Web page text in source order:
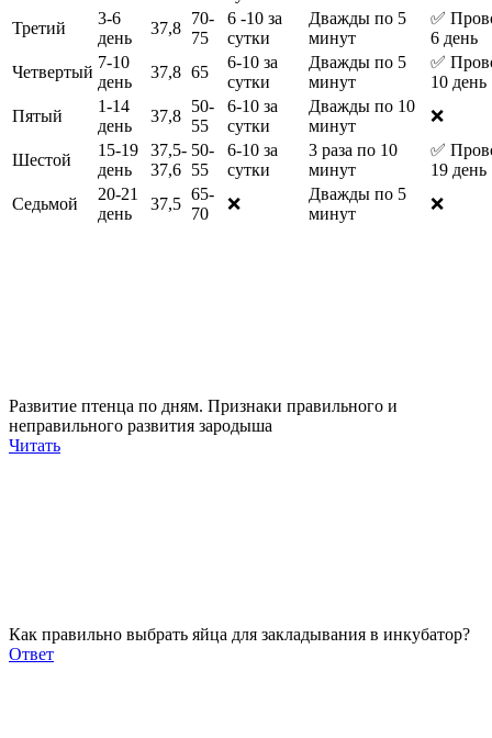
Третий
3-6
день
37,8
70-
75
6 -10 за
сутки
Дважды по 5
минут
✅
6 день
Четвертый
7-10
день
37,8 65
6-10 за
сутки
Дважды по 5
минут
✅
10 день
Пятый
1-14
день
37,8
50-
55
6-10 за
сутки
Дважды по 10
минут
❌
Шестой
15-19
день
37,5-
37,6
50-
55
6-10 за
сутки
3 раза по 10
минут
✅
19 день
Седьмой
20-21
день
37,5
65-
70
❌
Дважды по 5
минут
❌
Развитие птенца по дням. Признаки правильного и
неправильного развития зародыша
Читать
Как правильно выбрать яйца для закладывания в инкубатор?
Ответ